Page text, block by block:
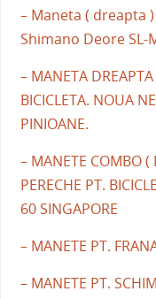
– Maneta ( dreapta
Shimano Deore SL-
– MANETA
BICICLETA. NOUA
PINIOANE.
– MANETE COMBO (
PERECHE PT.
60 SINGAPORE
– MANETE PT.
– MANETE PT.